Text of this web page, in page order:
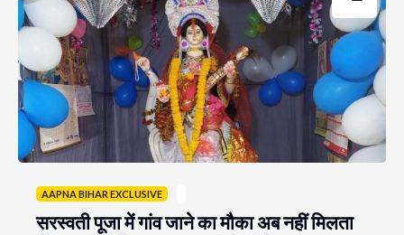
AAPNA BIHAR EXCLUSIVE
सरस्वती पूजा में गांव जाने का मौका अब नहीं मिलता